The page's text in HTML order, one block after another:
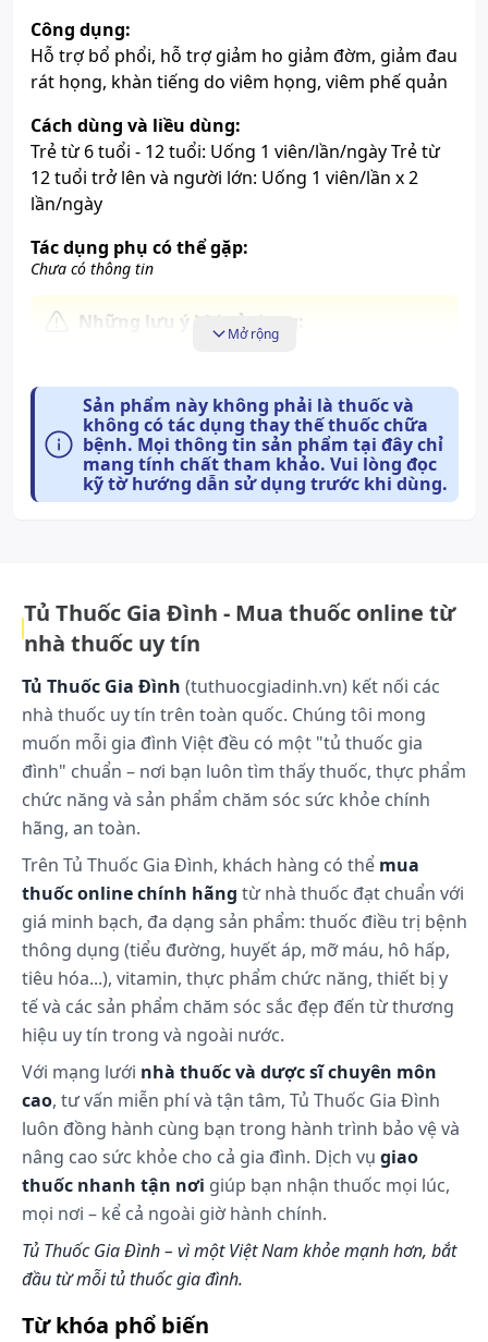
Công dụng:
Hỗ trợ bổ phổi, hỗ trợ giảm ho giảm đờm, giảm đau
rát họng, khàn tiếng do viêm họng, viêm phế quản
Cách dùng và liều dùng:
Trẻ từ 6 tuổi - 12 tuổi: Uống 1 viên/lần/ngày Trẻ từ
12 tuổi trở lên và người lớn: Uống 1 viên/lần x 2
lần/ngày
Tác dụng phụ có thể gặp:
Chưa có thông tin
Những lưu ý khi sử dụng:
yếu, ăn uống chậm tiêu, ỉa chảy, người ra nhiều
mồ hôi, người mẫn cảm, kiêng kỵ với bất kỳ
thành phần nào của sản phẩm. Người đang sử
dụng thuốc tham khảo ý kiến chuyên gia y tế
trước khi dùng. Sản phẩm này không phải là
Cách bảo quản:
Bảo quản ở nơi khô mát, tránh ánh nắng chiếu trực
tiếp.
Mở rộng
Sản phẩm này không phải là thuốc và
không có tác dụng thay thế thuốc chữa
bệnh. Mọi thông tin sản phẩm tại đây chỉ
mang tính chất tham khảo. Vui lòng đọc
kỹ tờ hướng dẫn sử dụng trước khi dùng.
Tủ Thuốc Gia Đình - Mua thuốc online từ
nhà thuốc uy tín
Tủ Thuốc Gia Đình (tuthuocgiadinh.vn) kết nối các
nhà thuốc uy tín trên toàn quốc. Chúng tôi mong
muốn mỗi gia đình Việt đều có một "tủ thuốc gia
đình" chuẩn – nơi bạn luôn tìm thấy thuốc, thực phẩm
chức năng và sản phẩm chăm sóc sức khỏe chính
hãng, an toàn.
Trên Tủ Thuốc Gia Đình, khách hàng có thể mua
thuốc online chính hãng từ nhà thuốc đạt chuẩn với
giá minh bạch, đa dạng sản phẩm: thuốc điều trị bệnh
thông dụng (tiểu đường, huyết áp, mỡ máu, hô hấp,
tiêu hóa...), vitamin, thực phẩm chức năng, thiết bị y
tế và các sản phẩm chăm sóc sắc đẹp đến từ thương
hiệu uy tín trong và ngoài nước.
Với mạng lưới nhà thuốc và dược sĩ chuyên môn
cao, tư vấn miễn phí và tận tâm, Tủ Thuốc Gia Đình
luôn đồng hành cùng bạn trong hành trình bảo vệ và
nâng cao sức khỏe cho cả gia đình. Dịch vụ giao
thuốc nhanh tận nơi giúp bạn nhận thuốc mọi lúc,
mọi nơi – kể cả ngoài giờ hành chính.
Tủ Thuốc Gia Đình – vì một Việt Nam khỏe mạnh hơn, bắt
đầu từ mỗi tủ thuốc gia đình.
Từ khóa phổ biến